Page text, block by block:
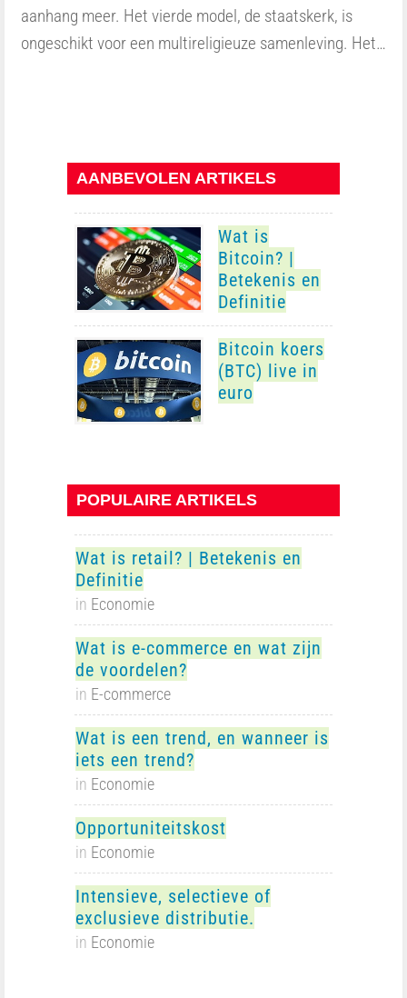
aanhang meer. Het vierde model, de staatskerk, is
ongeschikt voor een multireligieuze samenleving. Het…
AANBEVOLEN ARTIKELS
Wat is
Bitcoin? |
Betekenis en
Definitie
Bitcoin koers
(BTC) live in
euro
POPULAIRE ARTIKELS
Wat is retail? | Betekenis en
Definitie
in Economie
Wat is e-commerce en wat zijn
de voordelen?
in E-commerce
Wat is een trend, en wanneer is
iets een trend?
in Economie
Opportuniteitskost
in Economie
Intensieve, selectieve of
exclusieve distributie.
in Economie